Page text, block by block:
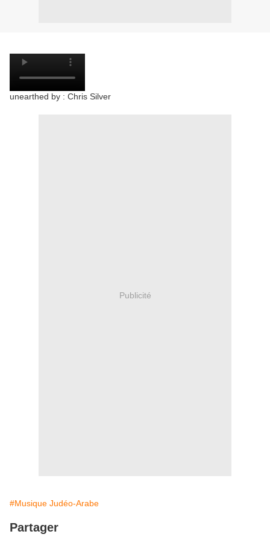
unearthed by : Chris Silver
Publicité
#Musique Judéo-Arabe
Partager